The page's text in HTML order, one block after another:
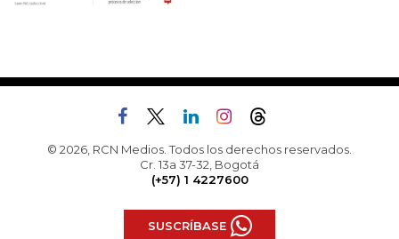
© 2026, RCN Medios. Todos los derechos reservados.
Cr. 13a 37-32, Bogotá
(+57) 1 4227600
SUSCRÍBASE